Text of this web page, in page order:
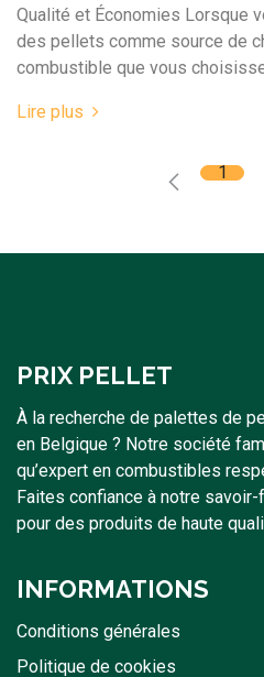
Qualité et Économies Lorsque
des pellets comme source de
combustible que vous
Lire plus
1
PRIX PELLET
À la recherche de palettes de
en Belgique ? Notre société
qu’expert en combustibles
Faites confiance à notre
pour des produits de haute
INFORMATIONS
Conditions générales
Politique de cookies